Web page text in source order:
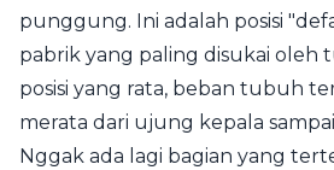
punggung. Ini adalah posisi
pabrik yang paling disukai oleh
posisi yang rata, beban tubuh
merata dari ujung kepala
Nggak ada lagi bagian yang